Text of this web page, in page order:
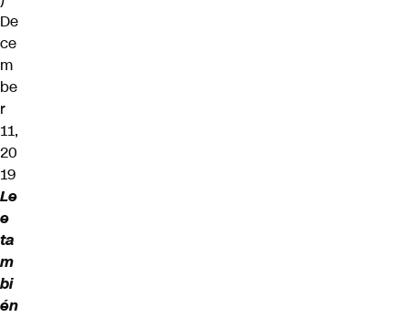
De
ce
m
be
r
11,
20
19
Le
e
ta
m
bi
én